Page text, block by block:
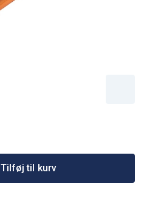
Tilføj til kurv